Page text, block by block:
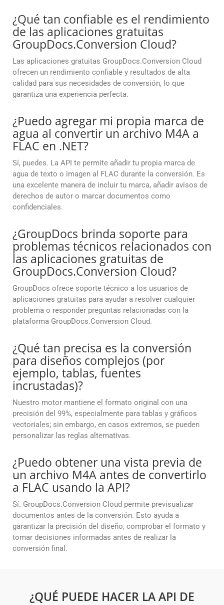
¿Qué tan confiable es el rendimiento
de las aplicaciones gratuitas
GroupDocs.Conversion Cloud?
Las aplicaciones gratuitas GroupDocs.Conversion Cloud
ofrecen un rendimiento confiable y resultados de alta
calidad para sus necesidades de conversión, lo que
garantiza una experiencia perfecta.
¿Puedo agregar mi propia marca de
agua al convertir un archivo M4A a
FLAC en .NET?
Sí, puedes. La API te permite añadir tu propia marca de
agua de texto o imagen al FLAC durante la conversión. Es
una excelente manera de incluir tu marca, añadir avisos de
derechos de autor o marcar documentos como
confidenciales.
¿GroupDocs brinda soporte para
problemas técnicos relacionados con
las aplicaciones gratuitas de
GroupDocs.Conversion Cloud?
GroupDocs ofrece soporte técnico a los usuarios de
aplicaciones gratuitas para ayudar a resolver cualquier
problema o responder preguntas relacionadas con la
plataforma GroupDocs.Conversion Cloud.
¿Qué tan precisa es la conversión
para diseños complejos (por
ejemplo, tablas, fuentes
incrustadas)?
Nuestro motor mantiene el formato original con una
precisión del 99%, especialmente para tablas y gráficos
vectoriales; sin embargo, en casos extremos, se pueden
personalizar las reglas alternativas.
¿Puedo obtener una vista previa de
un archivo M4A antes de convertirlo
a FLAC usando la API?
Sí. GroupDocs.Conversion Cloud permite previsualizar
documentos antes de la conversión. Esto ayuda a
garantizar la precisión del diseño, comprobar el formato y
tomar decisiones informadas antes de realizar la
conversión final.
¿QUÉ PUEDE HACER LA API DE